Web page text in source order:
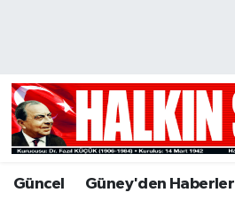
Güncel Güney'den Haberler
Hava Durumu
Trafik Durumu